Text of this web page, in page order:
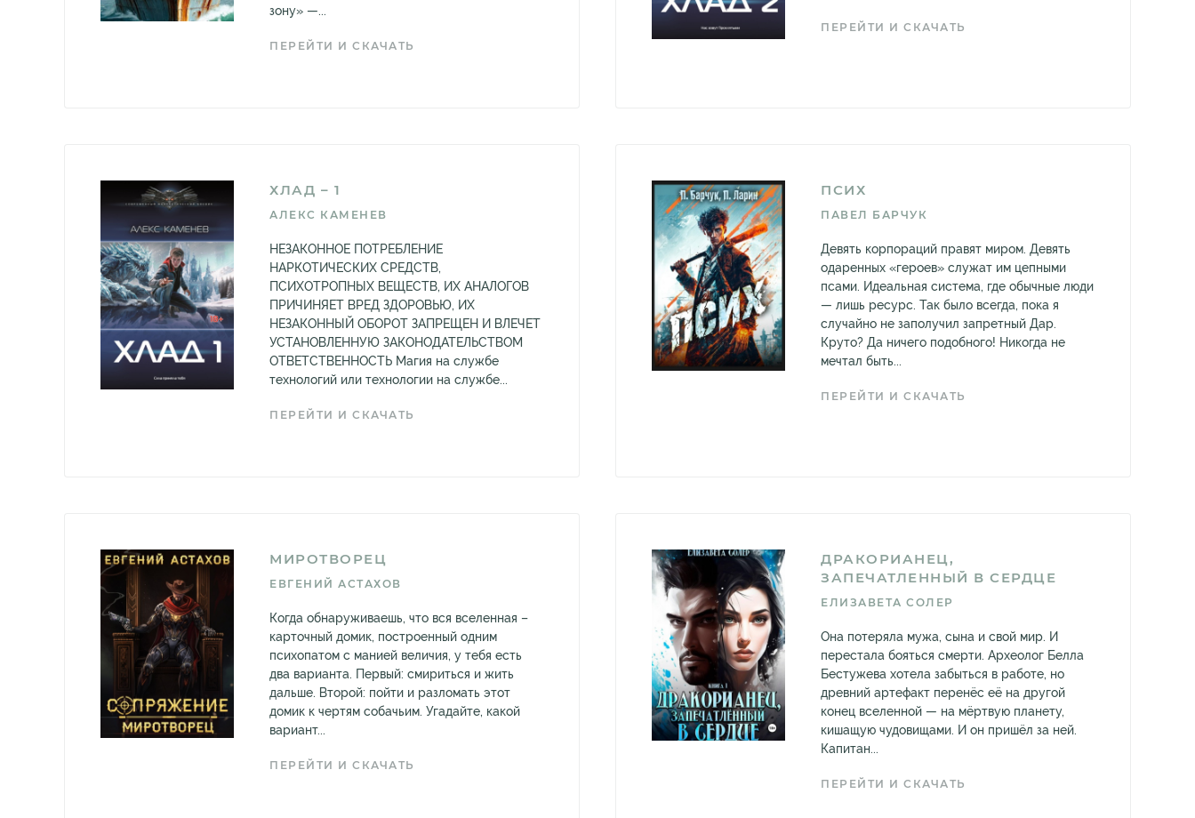
зону» —...
ПЕРЕЙТИ И СКАЧАТЬ
ПЕРЕЙТИ И СКАЧАТЬ
ХЛАД – 1
АЛЕКС КАМЕНЕВ
НЕЗАКОННОЕ ПОТРЕБЛЕНИЕ
НАРКОТИЧЕСКИХ СРЕДСТВ,
ПСИХОТРОПНЫХ ВЕЩЕСТВ, ИХ АНАЛОГОВ
ПРИЧИНЯЕТ ВРЕД ЗДОРОВЬЮ, ИХ
НЕЗАКОННЫЙ ОБОРОТ ЗАПРЕЩЕН И ВЛЕЧЕТ
УСТАНОВЛЕННУЮ ЗАКОНОДАТЕЛЬСТВОМ
ОТВЕТСТВЕННОСТЬ Магия на службе
технологий или технологии на службе...
ПЕРЕЙТИ И СКАЧАТЬ
ПСИХ
ПАВЕЛ БАРЧУК
Девять корпораций правят миром. Девять
одаренных «героев» служат им цепными
псами. Идеальная система, где обычные люди
— лишь ресурс. Так было всегда, пока я
случайно не заполучил запретный Дар.
Круто? Да ничего подобного! Никогда не
мечтал быть...
ПЕРЕЙТИ И СКАЧАТЬ
МИРОТВОРЕЦ
ЕВГЕНИЙ АСТАХОВ
Когда обнаруживаешь, что вся вселенная –
карточный домик, построенный одним
психопатом с манией величия, у тебя есть
два варианта. Первый: смириться и жить
дальше. Второй: пойти и разломать этот
домик к чертям собачьим. Угадайте, какой
вариант...
ПЕРЕЙТИ И СКАЧАТЬ
ДРАКОРИАНЕЦ,
ЗАПЕЧАТЛЕННЫЙ В СЕРДЦЕ
ЕЛИЗАВЕТА СОЛЕР
Она потеряла мужа, сына и свой мир. И
перестала бояться смерти. Археолог Белла
Бестужева хотела забыться в работе, но
древний артефакт перенёс её на другой
конец вселенной — на мёртвую планету,
кишащую чудовищами. И он пришёл за ней.
Капитан...
ПЕРЕЙТИ И СКАЧАТЬ